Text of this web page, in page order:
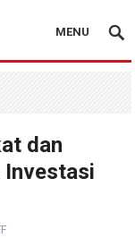
MENU
dan
Investasi